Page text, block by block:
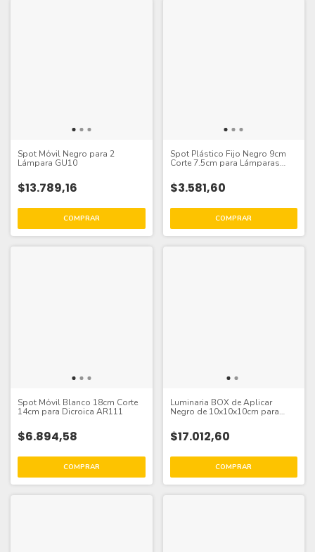
Spot Móvil Negro para 2
Lámpara GU10
$13.789,16
Spot Plástico Fijo Negro 9cm
Corte 7.5cm para Lámparas
$3.581,60
Spot Móvil Blanco 18cm Corte
14cm para Dicroica AR111
$6.894,58
Luminaria BOX de Aplicar
Negro de 10x10x10cm para
$17.012,60